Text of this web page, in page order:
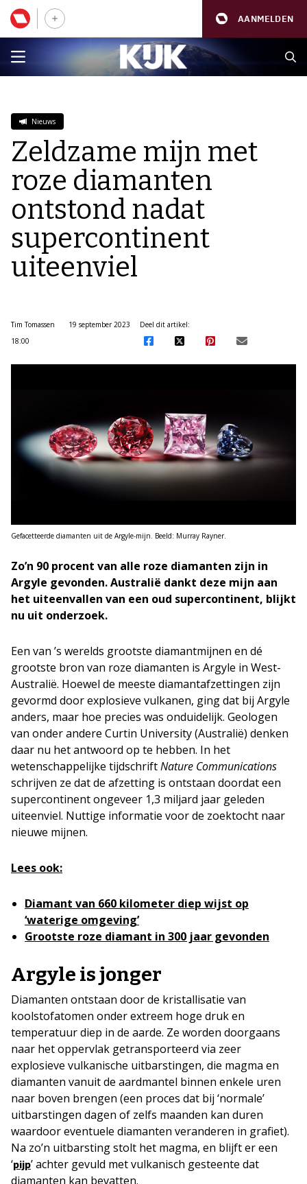
AANMELDEN
Nieuws
Zeldzame mijn met
roze diamanten
ontstond nadat
supercontinent
uiteenviel
Tim Tomassen
19 september 2023
18:00
Deel dit artikel:
Gefacetteerde diamanten uit de Argyle-mijn. Beeld: Murray Rayner.
Zo’n 90 procent van alle roze diamanten zijn in
Argyle gevonden. Australië dankt deze mijn aan
het uiteenvallen van een oud supercontinent, blijkt
nu uit onderzoek.
Een van ’s werelds grootste diamantmijnen en dé
grootste bron van roze diamanten is Argyle in West-
Australië. Hoewel de meeste diamantafzettingen zijn
gevormd door explosieve vulkanen, ging dat bij Argyle
anders, maar hoe precies was onduidelijk. Geologen
van onder andere Curtin University (Australië) denken
daar nu het antwoord op te hebben. In het
wetenschappelijke tijdschriftNature Communications
schrijven ze dat de afzetting is ontstaan doordat een
supercontinent ongeveer 1,3 miljard jaar geleden
uiteenviel. Nuttige informatie voor de zoektocht naar
nieuwe mijnen.
Lees ook:
Diamant van 660 kilometer diep wijst op
‘waterige omgeving’
Grootste roze diamant in 300 jaar gevonden
Argyle is jonger
Diamanten ontstaan door de kristallisatie van
koolstofatomen onder extreem hoge druk en
temperatuur diep in de aarde. Ze worden doorgaans
naar het oppervlak getransporteerd via zeer
explosieve vulkanische uitbarstingen, die magma en
diamanten vanuit de aardmantel binnen enkele uren
naar boven brengen (een proces dat bij ‘normale’
uitbarstingen dagen of zelfs maanden kan duren
waardoor eventuele diamanten veranderen in grafiet).
Na zo’n uitbarsting stolt het magma, en blijft er een
‘pijp’ achter gevuld met vulkanisch gesteente dat
diamanten kan bevatten.